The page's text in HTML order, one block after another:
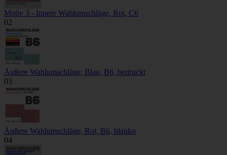
Motiv 3 - Innere Wahlumschläge, Rot, C6
02
Äußere Wahlumschläge, Blau, B6, bedruckt
03
Äußere Wahlumschläge, Rot, B6, blanko
04